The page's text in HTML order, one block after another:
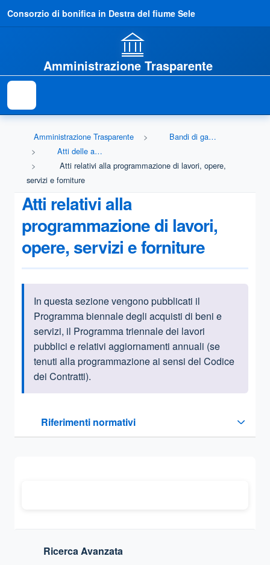
Consorzio di bonifica in Destra del fiume Sele
Amministrazione Trasparente
Amministrazione Trasparente
Bandi di gara e contratti
Atti delle amministrazioni aggiudicatrici e degli enti aggiudicatori distintamente per ogni procedura
Atti relativi alla programmazione di lavori, opere,
servizi e forniture
Atti relativi alla
programmazione di lavori,
opere, servizi e forniture
Informazioni introduttive
In questa sezione vengono pubblicati il
Programma biennale degli acquisti di beni e
servizi, il Programma triennale dei lavori
pubblici e relativi aggiornamenti annuali (se
tenuti alla programmazione ai sensi del Codice
dei Contratti).
Riferimenti normativi
Sezione compressa
Ricerca Avanzata